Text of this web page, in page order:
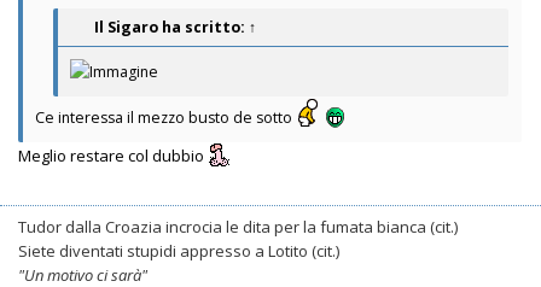
Il Sigaro ha scritto: ↑
Ce interessa il mezzo busto de sotto
Meglio restare col dubbio
Tudor dalla Croazia incrocia le dita per la fumata bianca (cit.)
Siete diventati stupidi appresso a Lotito (cit.)
"Un motivo ci sarà"